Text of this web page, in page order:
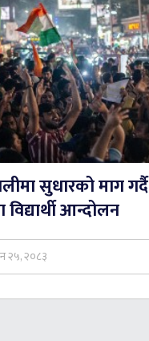
सुधारको माग गर्दै
आन्दोलन
२५, २०८३